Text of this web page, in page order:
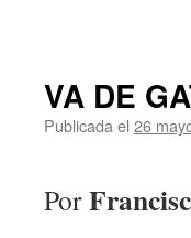
VA DE
Publicada el 26
Por